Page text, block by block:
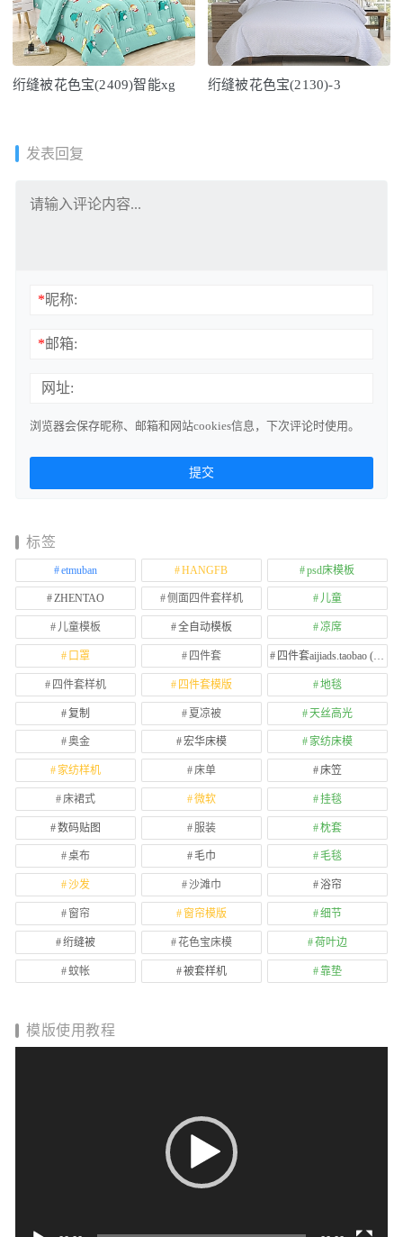
绗缝被花色宝(2409)智能xg 绗缝被花色宝(2130)-3
发表回复
*昵称:
*邮箱:
网址:
浏览器会保存昵称、邮箱和网站cookies信息，下次评论时使用。
标签
etmuban HANGFB psd床模板
ZHENTAO 侧面四件套样机 儿童
儿童模板 全自动模板 凉席
口罩 四件套 四件套aijiads.taobao (1639)
四件套样机 四件套模版 地毯
复制 夏凉被 天丝高光
奥金 宏华床模 家纺床模
家纺样机 床单 床笠
床裙式 微软 挂毯
数码贴图 服装 枕套
桌布 毛巾 毛毯
沙发 沙滩巾 浴帘
窗帘 窗帘模版 细节
绗缝被 花色宝床模 荷叶边
蚊帐 被套样机 靠垫
模版使用教程